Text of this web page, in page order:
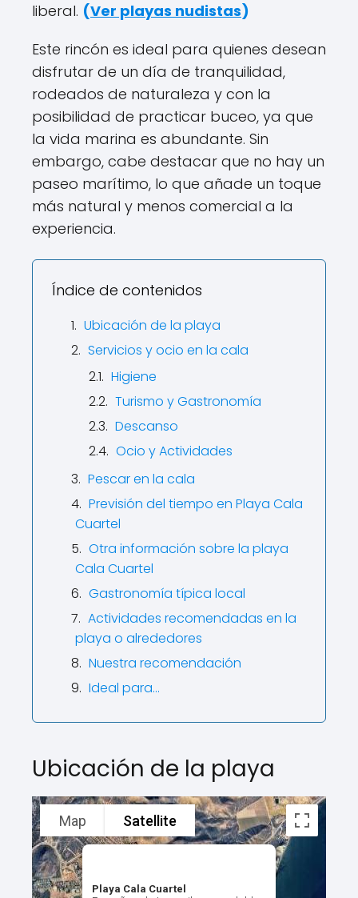
liberal. (Ver playas nudistas)
Este rincón es ideal para quienes desean
disfrutar de un día de tranquilidad,
rodeados de naturaleza y con la
posibilidad de practicar buceo, ya que
la vida marina es abundante. Sin
embargo, cabe destacar que no hay un
paseo marítimo, lo que añade un toque
más natural y menos comercial a la
experiencia.
Índice de contenidos
Ubicación de la playa
Servicios y ocio en la cala
Higiene
Turismo y Gastronomía
Descanso
Ocio y Actividades
Pescar en la cala
Previsión del tiempo en Playa Cala
Cuartel
Otra información sobre la playa
Cala Cuartel
Gastronomía típica local
Actividades recomendadas en la
playa o alrededores
Nuestra recomendación
Ideal para...
Ubicación de la playa
Playa Cala Cuartel
Map Satellite